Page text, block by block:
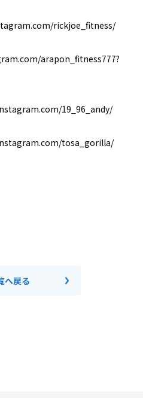
rickjoe_fitness/
arapon_fitness777?
19_96_andy/
tosa_gorilla/
へ戻る